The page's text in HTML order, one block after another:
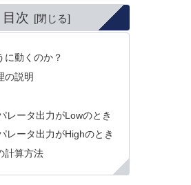
目次
に動くのか？
の説明
レータ出力がLowのとき
レータ出力がHighのとき
計算方法